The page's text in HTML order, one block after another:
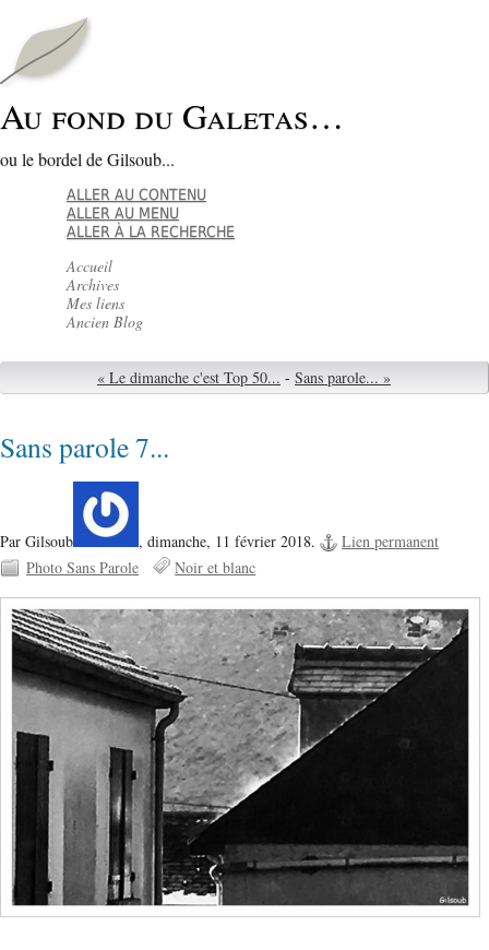
Au fond du Galetas…
ou le bordel de Gilsoub...
ALLER AU CONTENU
ALLER AU MENU
ALLER À LA RECHERCHE
Accueil
Archives
Mes liens
Ancien Blog
« Le dimanche c'est Top 50... - Sans parole... »
Sans parole 7...
Par Gilsoub , dimanche, 11 février 2018.
Lien permanent
Photo Sans Parole
Noir et blanc